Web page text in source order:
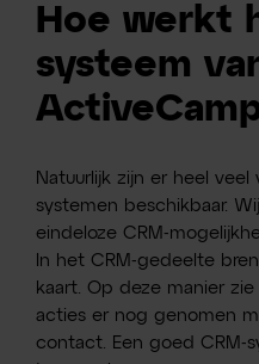
Hoe werkt
systeem
Natuurlijk zijn er heel veel
systemen beschikbaar.
eindeloze CRM-
In het CRM-gedeelte
kaart. Op deze manier
acties er nog genomen
contact. Een goed CRM-